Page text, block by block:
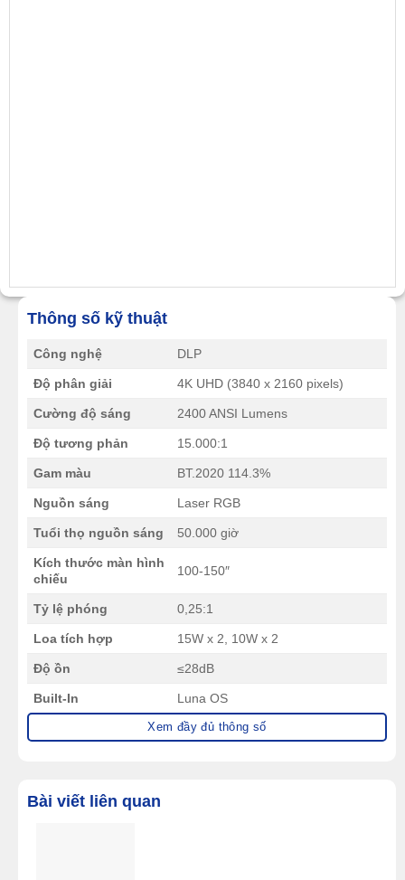
Thông số kỹ thuật
Công nghệ DLP
Độ phân giải 4K UHD (3840 x 2160 pixels)
Cường độ sáng 2400 ANSI Lumens
Độ tương phản 15.000:1
Gam màu BT.2020 114.3%
Nguồn sáng Laser RGB
Tuổi thọ nguồn sáng 50.000 giờ
Kích thước màn hình
chiếu
100-150″
Tỷ lệ phóng 0,25:1
Loa tích hợp 15W x 2, 10W x 2
Độ ồn ≤28dB
Built-In Luna OS
MEMC
Có
Xem đầy đủ thông số
Bài viết liên quan